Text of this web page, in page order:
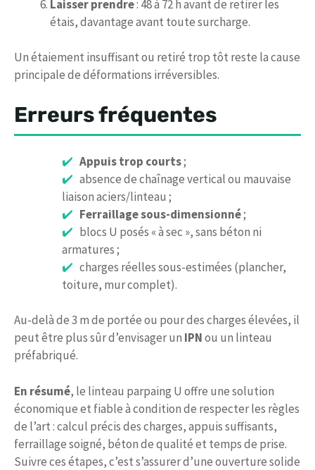
Laisser prendre: 48 à 72 h avant de retirer les
étais, davantage avant toute surcharge.
Un étaiement insuffisant ou retiré trop tôt reste la cause
principale de déformations irréversibles.
Erreurs fréquentes
Appuis trop courts;
absence de chaînage vertical ou mauvaise
liaison aciers/linteau ;
Ferraillage sous-dimensionné;
blocs U posés « à sec », sans béton ni
armatures ;
charges réelles sous-estimées (plancher,
toiture, mur complet).
Au-delà de 3 m de portée ou pour des charges élevées, il
peut être plus sûr d’envisager un IPNou un linteau
préfabriqué.
En résumé, le linteau parpaing U offre une solution
économique et fiable à condition de respecter les règles
de l’art : calcul précis des charges, appuis suffisants,
ferraillage soigné, béton de qualité et temps de prise.
Suivre ces étapes, c’est s’assurer d’une ouverture solide